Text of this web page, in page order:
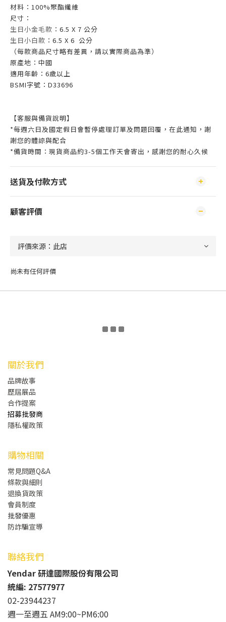
材料：100%聚酯纖維
尺寸：
生日小金毛款 ：6.5 X 7 公分
生日小白款 ：6.5 X 6 公分
（每款商品尺寸略有差異，請以實際商品為準）
原產地：中國
適用年齡：6歲以上
BSMI字號：D33696
【客服與備貨說明】
*每週六日及國定假日會暫停處理訂單及問題回覆，在此通知，謝
謝您的體諒與配合
*備貨時間：現貨商品約3-5個工作天會寄出，感謝您的耐心久候
送貨及付款方式
顧客評價
尚未有任何評價
關於我們
品牌故事
歷屆展品
合作提案
招募批發商
隱私權政策
購物相關
常見問題Q&A
條款與細則
退換貨政策
會員制度
批發優惠
防詐騙宣導
聯絡我們
Yendar 研達國際股份有限公司
統編: 27577977
02-23944237
週一至週五 AM9:00~PM6:00